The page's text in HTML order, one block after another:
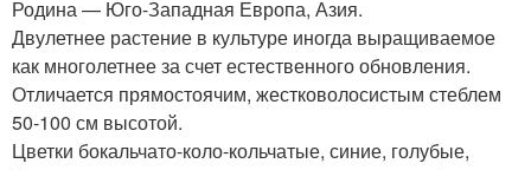
Родина — Юго-Западная Европа, Азия.
Двулетнее растение в культуре иногда выращиваемое
как многолетнее за счет естественного обновления.
Отличается прямостоячим, жестковолосистым стеблем
50-100 см высотой.
Цветки бокальчато-коло-кольчатые, синие, голубые,